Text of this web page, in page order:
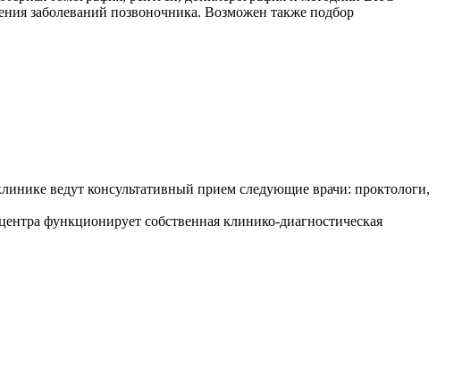
заболеваний позвоночника. Возможен также подбор
ведут консультативный прием следующие врачи: проктологи,
функционирует собственная клинико-диагностическая